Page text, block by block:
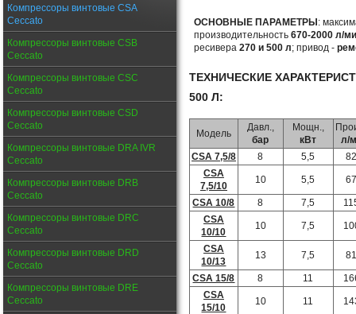
Компрессоры винтовые CSA
Ceccato
Компрессоры винтовые CSB
Ceccato
Компрессоры винтовые CSC
Ceccato
Компрессоры винтовые CSD
Ceccato
Компрессоры винтовые DRA IVR
Ceccato
Компрессоры винтовые DRB
Ceccato
Компрессоры винтовые DRC
Ceccato
Компрессоры винтовые DRD
Ceccato
Компрессоры винтовые DRE
Ceccato
ОСНОВНЫЕ ПАРАМЕТРЫ :
производительность 670-2000 л/
ресивера 270 и 500 л; привод -
ТЕХНИЧЕСКИЕ
500 Л:
Модель
Давл.,
бар
Мощн.,
кВт
л/
CSA 7,5/8
8 5,5
CSA
7,5/10
10 5,5
CSA 10/8 8 7,5
CSA
10/10
10 7,5
CSA
10/13
13 7,5
CSA 15/8 8 11
CSA
15/10
10 11